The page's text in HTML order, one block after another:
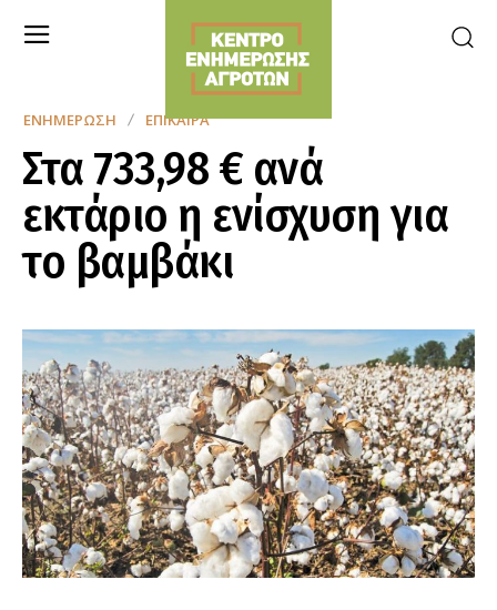
ΕΝΗΜΈΡΩΣΗ ΕΠΊΚΑΙΡΑ
Στα 733,98 € ανά
εκτάριο η ενίσχυση για
το βαμβάκι